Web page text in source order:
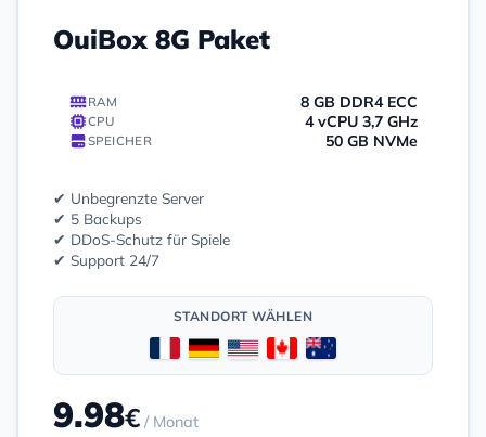
OuiBox 8G Paket
RAM 8 GB DDR4 ECC
CPU 4 vCPU 3,7 GHz
SPEICHER 50 GB NVMe
✔ Unbegrenzte Server
✔ 5 Backups
✔ DDoS-Schutz für Spiele
✔ Support 24/7
STANDORT WÄHLEN
9.98€ / Monat